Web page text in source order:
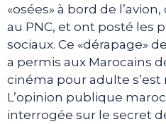
«osées» à bord de
au PNC, et ont posté les
sociaux. Ce «dérapage»
a permis aux Marocains
cinéma pour adulte
L’opinion publique
interrogée sur le secret